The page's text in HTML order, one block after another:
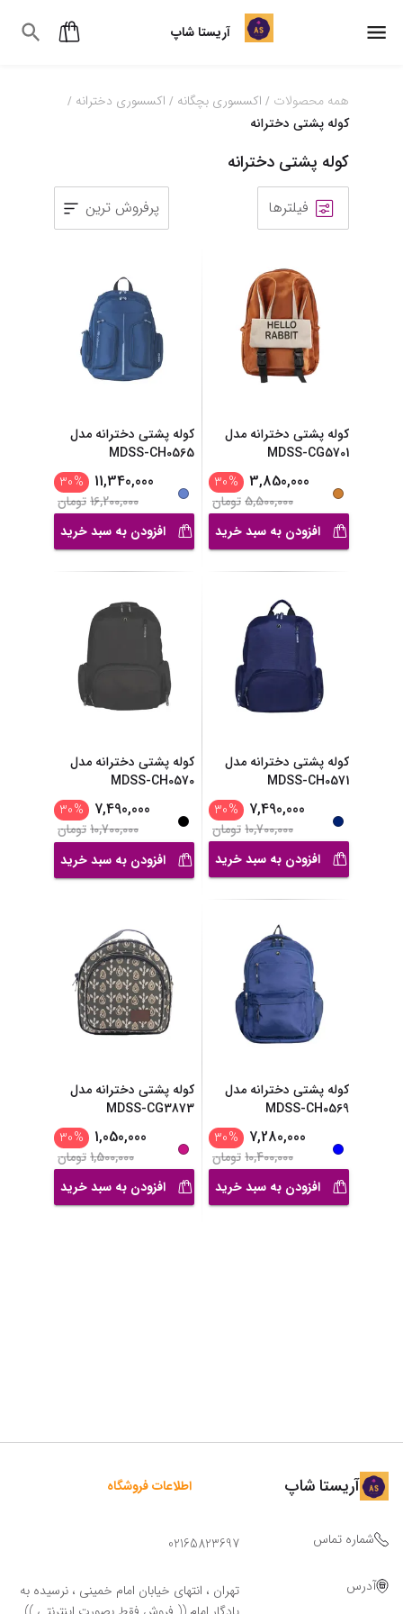
آریستا شاپ
همه محصولات / اکسسوری بچگانه / اکسسوری دخترانه /
کوله پشتی دخترانه
کوله پشتی دخترانه
فیلترها پرفروش ترین
کوله پشتی دخترانه مدل
MDSS-CG5701
3,850,000
%
30
5,500,000تومان
افزودن به سبد خرید
کوله پشتی دخترانه مدل
MDSS-CH0565
11,340,000
%
30
16,200,000تومان
افزودن به سبد خرید
کوله پشتی دخترانه مدل
MDSS-CH0571
7,490,000
%
30
10,700,000تومان
افزودن به سبد خرید
کوله پشتی دخترانه مدل
MDSS-CH0570
7,490,000
%
30
10,700,000تومان
افزودن به سبد خرید
کوله پشتی دخترانه مدل
MDSS-CH0569
7,280,000
%
30
10,400,000تومان
افزودن به سبد خرید
کوله پشتی دخترانه مدل
MDSS-CG3873
1,050,000
%
30
1,500,000تومان
افزودن به سبد خرید
آریستا شاپ اطلاعات فروشگاه
شماره تماس 02165823697
آدرس
تهران ، انتهای خیابان امام خمینی ، نرسیده به